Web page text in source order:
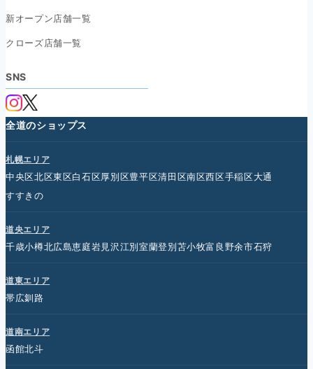
新オープン店舗一覧
クローズ店舗一覧
SNS
全道のショップス
札幌エリア
中央区北区東区白石区厚別区豊平区清田区南区西区手稲区大通
すすきの
道央エリア
千歳小樽北広島恵庭岩見沢江別室蘭登別苫小牧富良野余市石狩
道東エリア
帯広釧路
道南エリア
函館北斗